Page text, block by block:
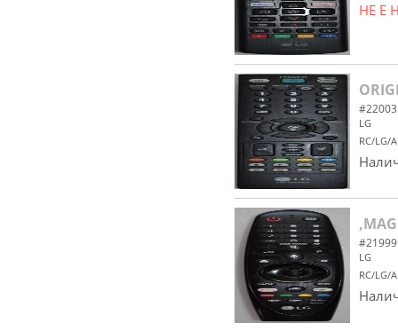
НЕ Е
#22003
LG
RC/LG/
#21999
LG
RC/LG/